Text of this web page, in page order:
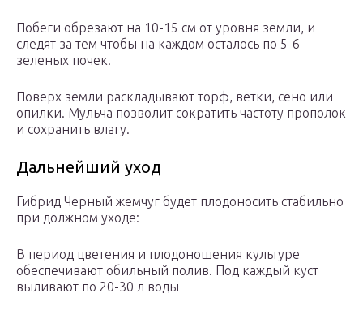
Побеги обрезают на 10-15 см от уровня земли, и
следят за тем чтобы на каждом осталось по 5-6
зеленых почек.
Поверх земли раскладывают торф, ветки, сено или
опилки. Мульча позволит сократить частоту прополок
и сохранить влагу.
Дальнейший уход
Гибрид Черный жемчуг будет плодоносить стабильно
при должном уходе:
В период цветения и плодоношения культуре
обеспечивают обильный полив. Под каждый куст
выливают по 20-30 л воды